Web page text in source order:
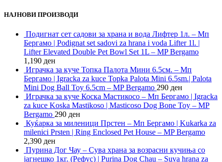
НАЈНОВИ ПРОИЗВОДИ
Подигнат сет садови за храна и вода Лифтер 1л. – Мп
Бергамо | Podignat set sadovi za hrana i voda Lifter 1l. |
Lifter Elevated Double Pet Bowl Set 1L – MP Bergamo
1,190 ден
Играчка за куче Топка Палота Мини 6.5см. – Мп
Бергамо | Igracka za kuce Topka Palota Mini 6.5sm.| Palota
Mini Dog Ball Toy 6.5cm – MP Bergamo 290 ден
Играчка за куче Коска Мастикосо – Мп Бергамо | Igracka
za kuce Koska Mastikoso | Masticoso Dog Bone Toy – MP
Bergamo 290 ден
Куќарка за миленици Прстен – Мп Бергамо | Kukarka za
milenici Prsten | Ring Enclosed Pet House – MP Bergamo
2,390 ден
Пурина Дог Чау – Сува храна за возрасни кучиња со
јагнешко 1кг. (Рефус) | Purina Dog Chau – Suva hrana za